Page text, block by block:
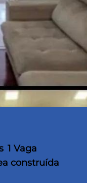
1 Vaga
construída